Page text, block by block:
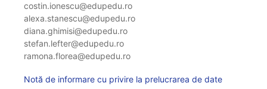
costin.ionescu@edupedu.ro
alexa.stanescu@edupedu.ro
diana.ghimisi@edupedu.ro
stefan.lefter@edupedu.ro
ramona.florea@edupedu.ro
Notă de informare cu privire la prelucrarea de date